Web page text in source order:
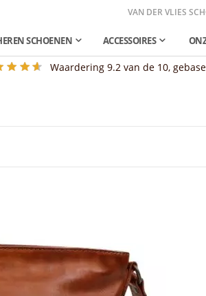
VAN DER VLIES
SCHOENEN ACCESSOIRES
Waardering9.2 van de 10,